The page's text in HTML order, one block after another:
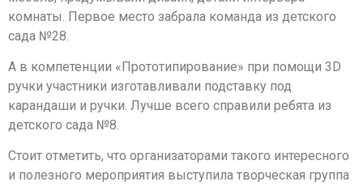
комнаты. Первое место забрала команда из детского
сада №28.
А в компетенции «Прототипирование» при помощи 3D
ручки участники изготавливали подставку под
карандаши и ручки. Лучше всего справили ребята из
детского сада №8.
Стоит отметить, что организаторами такого интересного
и полезного мероприятия выступила творческая группа